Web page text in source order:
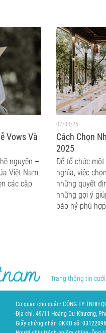
Vows Và
nguyện –
Việt Nam.
các cặp
07/04/25
Cách Chọn
2025
Để tổ chức
nghĩa, việc
những quyết
những gợi ý
báo hỷ phù
Trang thông tin
Cơ quan chủ quản: CÔNG TY TNHH
Địa chỉ: 49/11 Hoàng Dư Khương,
Giấy chứng nhận ĐKKD số: